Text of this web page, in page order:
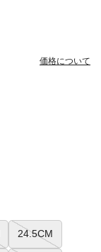
価格について
24.5CM